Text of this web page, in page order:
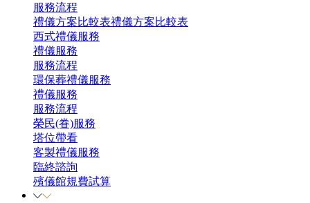
服務流程
禮儀方案比較表禮儀方案比較表
西式禮儀服務
禮儀服務
服務流程
環保葬禮儀服務
禮儀服務
服務流程
榮民(眷)服務
塔位帶看
客製禮儀服務
臨終諮詢
殯儀館規費試算